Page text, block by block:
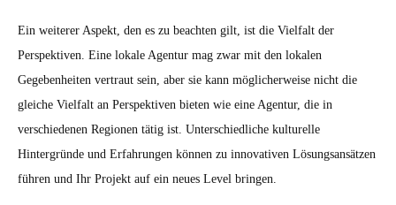
Ein weiterer Aspekt, den es zu beachten gilt, ist die Vielfalt der
Perspektiven. Eine lokale Agentur mag zwar mit den lokalen
Gegebenheiten vertraut sein, aber sie kann möglicherweise nicht die
gleiche Vielfalt an Perspektiven bieten wie eine Agentur, die in
verschiedenen Regionen tätig ist. Unterschiedliche kulturelle
Hintergründe und Erfahrungen können zu innovativen Lösungsansätzen
führen und Ihr Projekt auf ein neues Level bringen.